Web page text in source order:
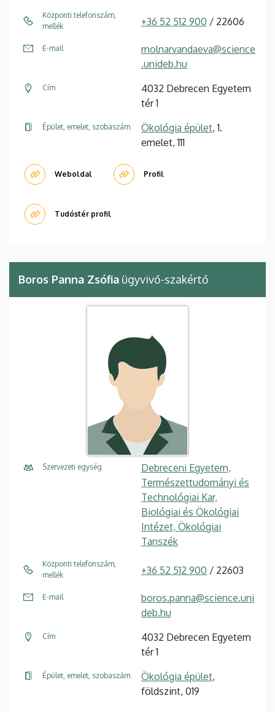
Központi telefonszám,
mellék
+36 52 512 900 / 22606
E-mail
molnarvandaeva@science
.unideb.hu
Cím
4032 Debrecen Egyetem
tér 1
Épület, emelet, szobaszám Ökológia épület, 1.
emelet, 111
Weboldal Profil
Tudóstér profil
Boros Panna Zsófia ügyvivő-szakértő
Szervezeti egység
Debreceni Egyetem,
Természettudományi és
Technológiai Kar,
Biológiai és Ökológiai
Intézet, Ökológiai
Tanszék
Központi telefonszám,
mellék
+36 52 512 900 / 22603
E-mail
boros.panna@science.uni
deb.hu
Cím
4032 Debrecen Egyetem
tér 1
Épület, emelet, szobaszám Ökológia épület,
földszint, 019